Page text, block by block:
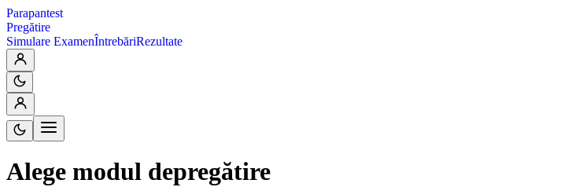
Parapantest
Pregătire
Simulare ExamenÎntrebăriRezultate
Alege modul depregătire